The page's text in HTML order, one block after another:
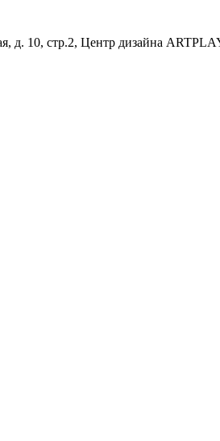
д. 10, стр.2, Центр дизайна